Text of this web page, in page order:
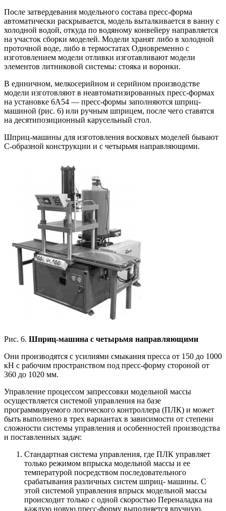
После затвердевания модельного состава пресс-форма
автоматически раскрывается, модель выталкивается в ванну с
холодной водой, откуда по водяному конвейеру направляется
на участок сборки моделей. Модели хранят либо в холодной
проточной воде, либо в термостатах Одновременно с
изготовлением модели отливки изготавливают модели
элементов литниковой системы: стояка и воронки.
В единичном, мелкосерийном и серийном производстве
модели изготовляют в неавтоматизированных пресс-формах
на установке 6А54 — пресс-формы заполняются шприц-
машиной (рис. 6) или ручным шприцем, после чего ставятся
на десятипозиционный карусельный стол.
Шприц-машины для изготовления восковых моделей бывают
С-образной конструкции и с четырьмя направляющими.
Рис. 6. Шприц-машина с четырьмя направляющими
Они производятся с усилиями смыкания пресса от 150 до 1000
кН с рабочим пространством под пресс-форму стороной от
360 до 1020 мм.
Управление процессом запрессовки модельной массы
осуществляется системой управления на базе
программируемого логического контроллера (ПЛК) и может
быть выполнено в трех вариантах в зависимости от степени
сложности системы управления и особенностей производства
и поставленных задач:
Стандартная система управления, где ПЛК управляет
только режимом впрыска модельной массы и ее
температурой посредством последовательного
срабатывания различных систем шприц- машины. С
этой системой управления впрыск модельной массы
происходит только с одной скоростью Переналадка на
каждую новую пресс-форму выполняется вручную.